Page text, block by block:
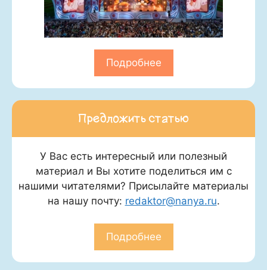
Подробнее
Предложить статью
У Вас есть интересный или полезный
материал и Вы хотите поделиться им с
нашими читателями? Присылайте материалы
на нашу почту: redaktor@nanya.ru.
Подробнее